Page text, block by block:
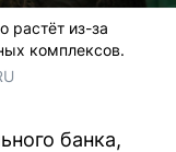
растёт из-за
комплексов.
банка,